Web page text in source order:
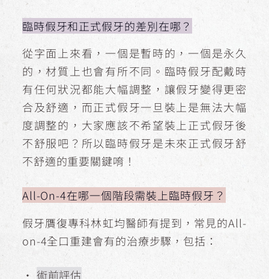
臨時假牙和正式假牙的差別在哪？
從字面上來看，一個是暫時的，一個是永久
的，材質上也會有所不同。臨時假牙配戴時
有任何狀況都能大幅調整，讓假牙變得更密
合及舒適，而正式假牙一旦裝上是無法大幅
度調整的，大家應該不希望裝上正式假牙後
不舒服吧？所以臨時假牙是未來正式假牙舒
不舒適的重要關鍵唷！
All-On-4在哪一個階段需裝上臨時假牙？
假牙贋復專科林虹均醫師有提到，常見的All-
on-4全口重建會有的治療步驟，包括：
・ 術前評估